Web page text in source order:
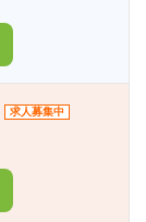
求人募集中